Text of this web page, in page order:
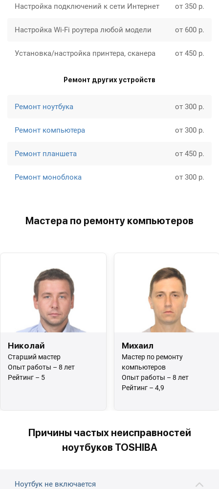
Настройка подключений к сети Интернет от 350 р.
Настройка Wi-Fi роутера любой модели от 600 р.
Установка/настройка принтера, сканера от 450 р.
Ремонт других устройств
Ремонт ноутбука от 300 р.
Ремонт компьютера от 300 р.
Ремонт планшета от 450 р.
Ремонт моноблока от 300 р.
Мастера по ремонту компьютеров
Николай
Старший мастер
Опыт работы – 8 лет
Рейтинг – 5
Михаил
Мастер по ремонту
компьютеров
Опыт работы – 8 лет
Рейтинг – 4,9
Причины частых неисправностей
ноутбуков TOSHIBA
Ноутбук не включается